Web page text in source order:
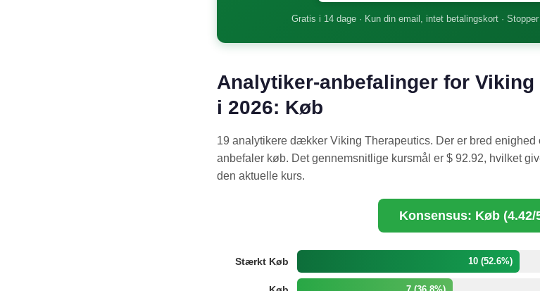
Gratis i 14 dage · Kun din email, intet betalingskort ·
Analytiker-anbefalinger for
i 2026: Køb
19 analytikere dækker Viking Therapeutics. Der er bred
anbefaler køb. Det gennemsnitlige kursmål er $ 92.92, hvilket
den aktuelle kurs.
Konsensus: Køb (4.42/
Stærkt Køb 10 (52.6%)